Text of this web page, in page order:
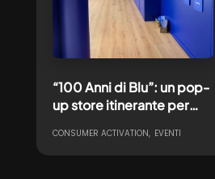
CONSUMER ACTIVATION EVENTI
“100 Anni di Blu”: un pop-
up store itinerante per